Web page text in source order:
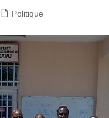
Politique